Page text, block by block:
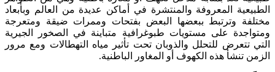
الطبيعية المعروفة والمنتشرة في أماكن عديدة من العالم وبأبعاد
مختلفة وترتبط ببعضها البعض بفتحات وممرات ضيقة ومتعرجة
ومتواجدة على مستويات طبوغرافية متباينة في الصخور الجيرية
التي تتعرض للتحلل والذوبان تحت تأثير مياه التهطالات ومع مرور
الزمن تنشأ هذه الكهوف أو المغاور الباطنية.